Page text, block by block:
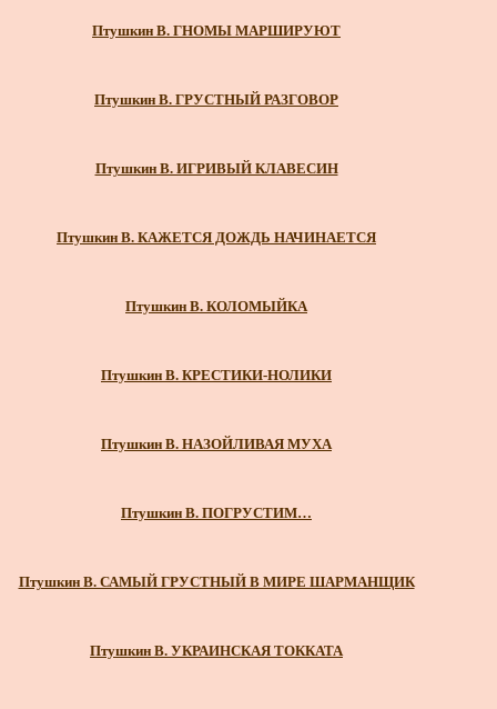
Птушкин В. ГНОМЫ МАРШИРУЮТ
Птушкин В. ГРУСТНЫЙ РАЗГОВОР
Птушкин В. ИГРИВЫЙ КЛАВЕСИН
Птушкин В. КАЖЕТСЯ ДОЖДЬ НАЧИНАЕТСЯ
Птушкин В. КОЛОМЫЙКА
Птушкин В. КРЕСТИКИ-НОЛИКИ
Птушкин В. НАЗОЙЛИВАЯ МУХА
Птушкин В. ПОГРУСТИМ…
Птушкин В. САМЫЙ ГРУСТНЫЙ В МИРЕ ШАРМАНЩИК
Птушкин В. УКРАИНСКАЯ ТОККАТА